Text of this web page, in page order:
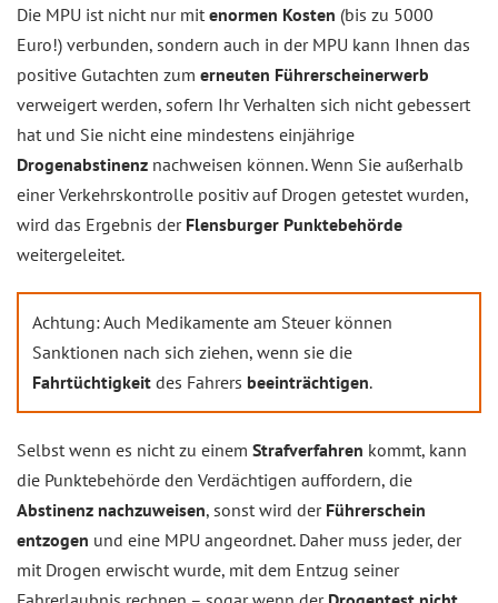
Die MPU ist nicht nur mit enormen Kosten (bis zu 5000
Euro!) verbunden, sondern auch in der MPU kann Ihnen das
positive Gutachten zum erneuten Führerscheinerwerb
verweigert werden, sofern Ihr Verhalten sich nicht gebessert
hat und Sie nicht eine mindestens einjährige
Drogenabstinenz nachweisen können. Wenn Sie außerhalb
einer Verkehrskontrolle positiv auf Drogen getestet wurden,
wird das Ergebnis der Flensburger Punktebehörde
weitergeleitet.
Achtung: Auch Medikamente am Steuer können
Sanktionen nach sich ziehen, wenn sie die
Fahrtüchtigkeit des Fahrers beeinträchtigen.
Selbst wenn es nicht zu einem Strafverfahren kommt, kann
die Punktebehörde den Verdächtigen auffordern, die
Abstinenz nachzuweisen, sonst wird der Führerschein
entzogen und eine MPU angeordnet. Daher muss jeder, der
mit Drogen erwischt wurde, mit dem Entzug seiner